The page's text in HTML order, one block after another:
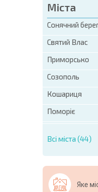
Міста
Сонячний
Святий Влас
Приморсько
Созополь
Кошариця
Поморіє
Всі міста (44)
Яке